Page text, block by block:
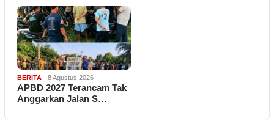
BERITA 8 Agustus 2026
APBD 2027 Terancam Tak
Anggarkan Jalan S…